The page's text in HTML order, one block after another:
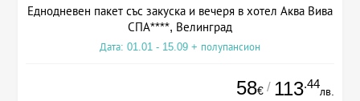
Еднодневен пакет със закуска и вечеря в хотел Аква Вива
СПА****, Велинград
Дата: 01.01 - 15.09 + полупансион
58€ / 113.44
лв.